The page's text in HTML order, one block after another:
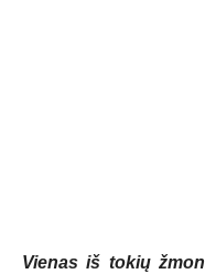
Vienas iš tokių